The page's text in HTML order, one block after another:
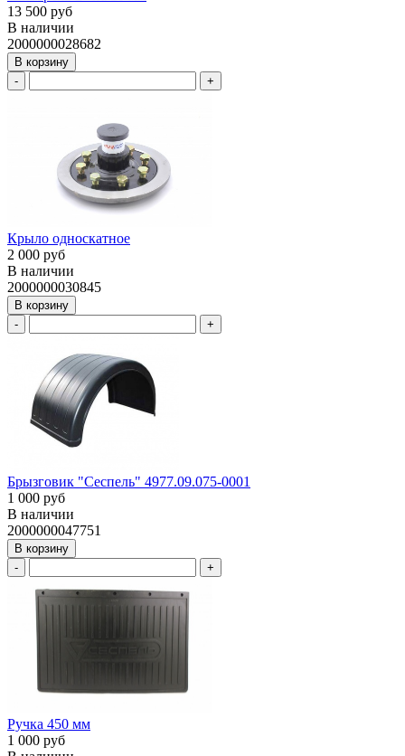
13 500 руб
В наличии
2000000028682
В корзину
-
+
Крыло односкатное
2 000 руб
В наличии
2000000030845
В корзину
-
+
Брызговик "Сеспель" 4977.09.075-0001
1 000 руб
В наличии
2000000047751
В корзину
-
+
Ручка 450 мм
1 000 руб